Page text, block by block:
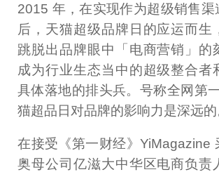
2015 年，在实现作为超级销售渠
后，天猫超级品牌日的应运而生
跳脱出品牌眼中「电商营销」的
成为行业生态当中的超级整合者
具体落地的排头兵。号称全网第
猫超品日对品牌的影响力是深远的
在接受《第一财经》YiMagazine
奥母公司亿滋大中华区电商负责